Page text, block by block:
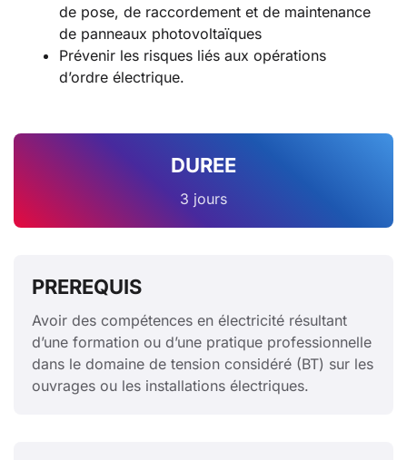
de pose, de raccordement et de maintenance
de panneaux photovoltaïques
Prévenir les risques liés aux opérations
d’ordre électrique.
DUREE
3 jours
PREREQUIS
Avoir des compétences en électricité résultant
d’une formation ou d’une pratique professionnelle
dans le domaine de tension considéré (BT) sur les
ouvrages ou les installations électriques.